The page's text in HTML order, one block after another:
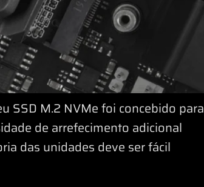
SSD M.2 NVMe foi concebido para
de arrefecimento adicional
das unidades deve ser fácil